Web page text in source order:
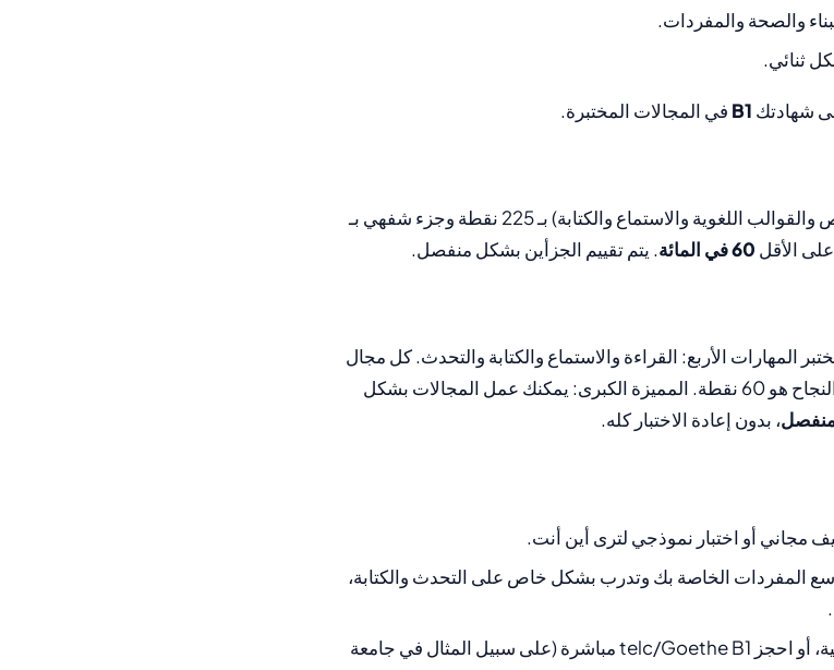
والصحة والمفردات.
ثنائي.
شهادتك B1 في المجالات المختبرة.
له جزء كتابي (فهم النصوص والقوالب اللغوية والاستماع والكتابة) بـ 225 نقطة وجزء شفهي بـ
60 في المائة . يتم تقييم الجزأين بشكل منفصل.
المهارات الأربع: القراءة والاستماع والكتابة والتحدث. كل مجال
يحتوي على 100 نقطة كحد أقصى، وحد النجاح هو 60 نقطة. المميزة الكبرى: يمكنك عمل المجالات بشكل
، بدون إعادة الاختبار كله.
مجاني أو اختبار نموذجي لترى أين أنت.
المفردات الخاصة بك وتدرب بشكل خاص على التحدث والكتابة،
DTZ عبر الدورة التكاملية، أو احجز telc/Goethe B1 مباشرة (على سبيل المثال في جامعة